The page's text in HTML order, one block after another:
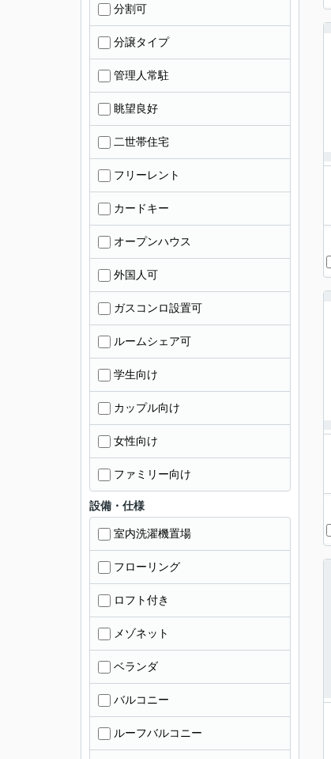
分割可
分譲タイプ
管理人常駐
眺望良好
二世帯住宅
フリーレント
カードキー
オープンハウス
外国人可
ガスコンロ設置可
ルームシェア可
学生向け
カップル向け
女性向け
ファミリー向け
設備・仕様
室内洗濯機置場
フローリング
ロフト付き
メゾネット
ベランダ
バルコニー
ルーフバルコニー